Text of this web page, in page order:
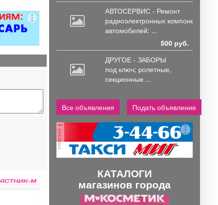
АВТОСЕРВИС - Ремонт
радиоэлектронных компонентов
автомобилей: ...
500 руб.
ДРУГОЕ - ЗАБОРЫ
под ключ; ролетные,
секционные ...
Все объявления Подать объявление
реклама
КАТАЛОГИ
магазинов города